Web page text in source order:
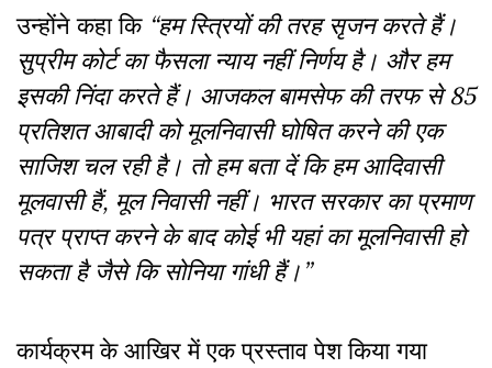
उन्होंने कहा कि “हम स्त्रियों की तरह सृजन करते हैं।
सुप्रीम कोर्ट का फैसला न्याय नहीं निर्णय है। और हम
इसकी निंदा करते हैं। आजकल बामसेफ की तरफ से 85
प्रतिशत आबादी को मूलनिवासी घोषित करने की एक
साजिश चल रही है। तो हम बता दें कि हम आदिवासी
मूलवासी हैं, मूल निवासी नहीं। भारत सरकार का प्रमाण
पत्र प्राप्त करने के बाद कोई भी यहां का मूलनिवासी हो
सकता है जैसे कि सोनिया गांधी हैं।”
कार्यक्रम के आखिर में एक प्रस्ताव पेश किया गया